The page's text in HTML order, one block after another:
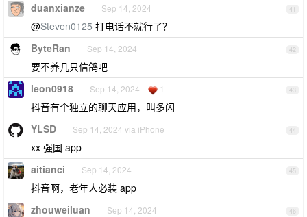
41
duanxianze Sep 14, 2024
@Steven0125 打电话不就行了？
42
ByteRan Sep 14, 2024
要不养几只信鸽吧
43
leon0918 Sep 14, 2024 1
抖音有个独立的聊天应用，叫多闪
44
YLSD Sep 14, 2024 via iPhone
xx 强国 app
45
aitianci Sep 14, 2024
抖音啊，老年人必装 app
46
zhouweiluan Sep 14, 2024